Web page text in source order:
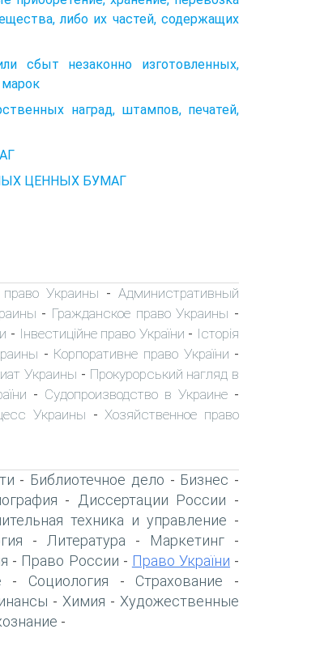
либо их частей, содержащих
сбыт незаконно изготовленных,
марок
наград, штампов, печатей,
ЦЕННЫХ БУМАГ
Украины - Административный
- Гражданское право Украины -
- Інвестиційне право України - Історія
- Корпоративне право України -
Украины - Прокурорський нагляд в
- Судопроизводство в Украине -
Украины - Хозяйственное право
- Библиотечное дело - Бизнес -
- Диссертации России -
техника и управление -
- Литература - Маркетинг-
- Право России - Право України -
- Социология - Страхование -
- Химия - Художественные
-